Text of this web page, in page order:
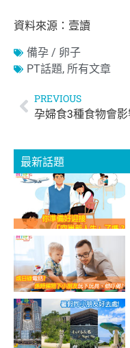
資料來源：壹讀
備孕 / 卵子
PT話題, 所有文章
PREVIOUS
最新話題